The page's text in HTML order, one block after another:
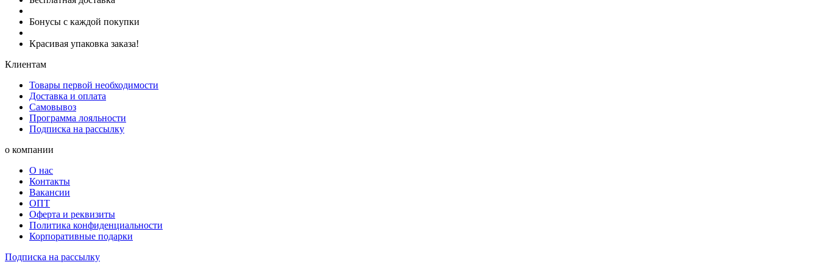
Бонусы с каждой покупки
Красивая упаковка заказа!
Клиентам
Товары первой необходимости
Доставка и оплата
Самовывоз
Программа лояльности
Подписка на рассылку
о компании
О нас
Контакты
Вакансии
ОПТ
Оферта и реквизиты
Политика конфиденциальности
Корпоративные подарки
Подписка на рассылку